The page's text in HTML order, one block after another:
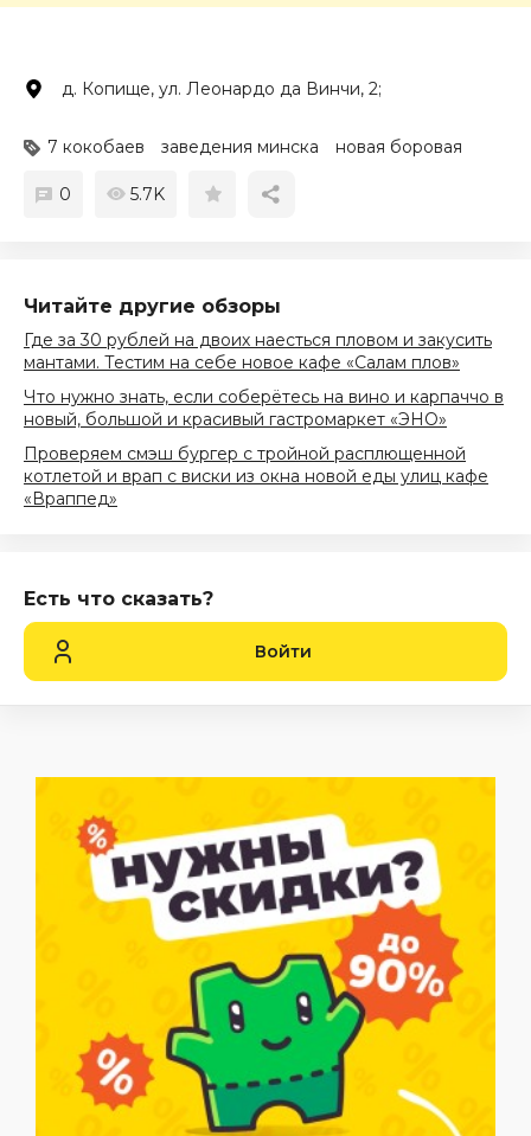
д. Копище, ул. Леонардо да Винчи, 2;
7 кокобаев заведения минска новая боровая
0 5.7K
Читайте другие обзоры
Где за 30 рублей на двоих наесться пловом и закусить
мантами. Тестим на себе новое кафе «Салам плов»
Что нужно знать, если соберётесь на вино и карпаччо в
новый, большой и красивый гастромаркет «ЭНО»
Проверяем смэш бургер с тройной расплющенной
котлетой и врап с виски из окна новой еды улиц кафе
«Враппед»
Есть что сказать?
Войти